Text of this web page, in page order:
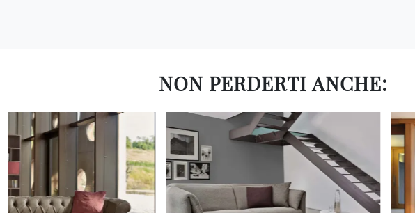
NON PERDERTI ANCHE: